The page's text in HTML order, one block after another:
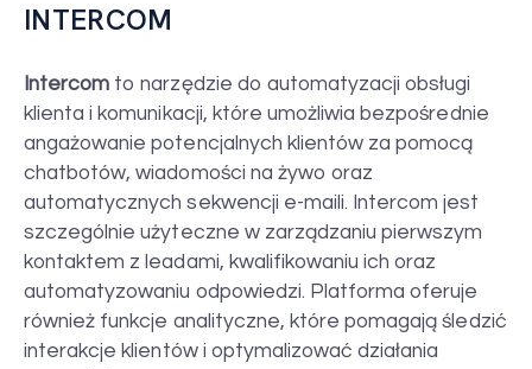
INTERCOM
Intercom to narzędzie do automatyzacji obsługi
klienta i komunikacji, które umożliwia bezpośrednie
angażowanie potencjalnych klientów za pomocą
chatbotów, wiadomości na żywo oraz
automatycznych sekwencji e-maili. Intercom jest
szczególnie użyteczne w zarządzaniu pierwszym
kontaktem z leadami, kwalifikowaniu ich oraz
automatyzowaniu odpowiedzi. Platforma oferuje
również funkcje analityczne, które pomagają śledzić
interakcje klientów i optymalizować działania